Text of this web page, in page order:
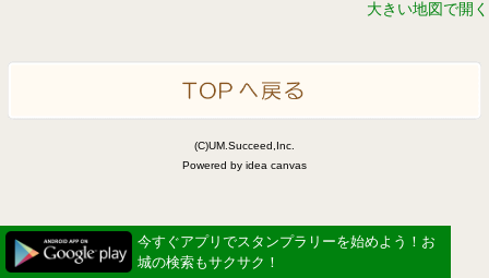
大きい地図で開く
(C)UM.Succeed,Inc.
Powered by idea canvas
今すぐアプリでスタンプラリーを始めよう！お
城の検索もサクサク！